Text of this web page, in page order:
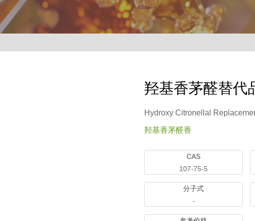
羟基香茅醛替代
Hydroxy Citronellal
羟基香茅醛香
CAS
107-75-5
分子式
-